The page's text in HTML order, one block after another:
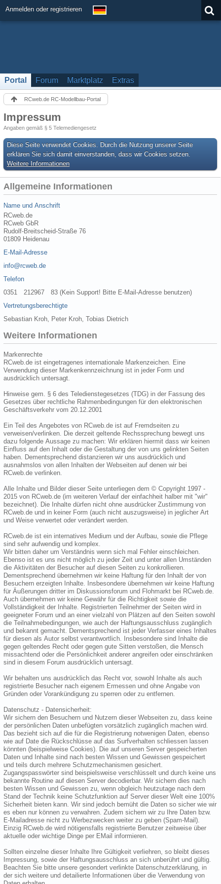
Anmelden oder registrieren
Portal Forum Marktplatz Extras
RCweb.de RC-Modellbau-Portal
Impressum
Angaben gemäß § 5 Telemediengesetz
Diese Seite verwendet Cookies. Durch die Nutzung unserer Seite
erklären Sie sich damit einverstanden, dass wir Cookies setzen.
Weitere Informationen
Allgemeine Informationen
Name und Anschrift
RCweb.de
RCweb GbR
Rudolf-Breitscheid-Straße 76
01809 Heidenau
E-Mail-Adresse
info@rcweb.de
Telefon
0351 212967 83 (Kein Support! Bitte E-Mail-Adresse benutzen)
Vertretungsberechtigte
Sebastian Kroh, Peter Kroh, Tobias Dietrich
Weitere Informationen
Markenrechte
RCweb.de ist eingetragenes internationale Markenzeichen. Eine
Verwendung dieser Markenkennzeichnung ist in jeder Form und
ausdrücklich untersagt.
Hinweise gem. § 6 des Teledienstegesetzes (TDG) in der Fassung des
Gesetzes über rechtliche Rahmenbedingungen für den elektronischen
Geschäftsverkehr vom 20.12.2001
Ein Teil des Angebotes von RCweb.de ist auf Fremdseiten zu
verweisen/verlinken. Die derzeit geltende Rechssprechung bewegt uns
dazu folgende Aussage zu machen: Wir erklären hiermit dass wir keinen
Einfluss auf den Inhalt oder die Gestaltung der von uns gelinkten Seiten
haben. Dementsprechend distanzieren wir uns ausdrücklich und
ausnahmslos von allen Inhalten der Webseiten auf denen wir bei
RCweb.de verlinken.
Alle Inhalte und Bilder dieser Seite unterliegen dem © Copyright 1997 -
2015 von RCweb.de (im weiteren Verlauf der einfachheit halber mit "wir"
bezeichnet). Die Inhalte dürfen nicht ohne ausdrücker Zustimmung von
RCweb.de und in keiner Form (auch nicht auszugsweise) in jeglicher Art
und Weise verwertet oder verändert werden.
RCweb.de ist ein internatives Medium und der Aufbau, sowie die Pflege
sind sehr aufwendig und komplex.
Wir bitten daher um Verständnis wenn sich mal Fehler einschleichen.
Ebenso ist es uns nicht möglich zu jeder Zeit und unter allen Umständen
die Aktivitäten der Besucher auf diesen Seiten zu konkrollieren.
Dementsprechend übernehmen wir keine Haftung für den Inhalt der von
Besuchern erzeigten Inhalte. Insbesondere übernehmen wir keine Haftung
für Äußerungen dritter im Diskussionsforum und Flohmarkt bei RCweb.de.
Auch übernehmen wir keine Gewähr für die Richtigkeit sowie die
Vollständigkeit der Inhalte. Registrierten Teilnehmer der Seiten wird in
geeigneter Forum und an einer vielzahl von Plätzen auf den Seiten sowohl
die Teilnahmebedingungen, wie auch der Haftungsausschluss zugänglich
und bekannt gemacht. Dementsprechend ist jeder Verfasser eines Inhaltes
für diesen als Autor selbst verantwortlich. Insbesondere sind Inhalte die
gegen geltendes Recht oder gegen gute Sitten verstoßen, die Mensch
missachtend oder die Persönlichkeit anderer angreifen oder einschränken
sind in diesem Forum ausdrücklich untersagt.
Wir behalten uns ausdrücklich das Recht vor, sowohl Inhalte als auch
registrierte Besucher nach eigenem Ermessen und ohne Angabe von
Gründen oder Vorankündigung zu sperren oder zu entfernen.
Datenschutz - Datensicherheit:
Wir sichern den Besuchern und Nutzern dieser Webseiten zu, dass keine
der persönlichen Daten unbefügten vorsätzlich zugänglich machen wird.
Das bezieht sich auf die für die Registrierung notwenigen Daten, ebenso
wie auf Date die Rückschlüsse auf das Surfverhalten schliessen lassen
könnten (beispielweise Cookies). Die auf unseren Server gespeicherten
Daten und Inhalte sind nach besten Wissen und Gewissen gespeichert
und teils durch mehrere Schutzmechanismen gesichert.
Zugangspasswörter sind beispielsweise verschlüsselt und durch keine uns
bekannte Routine auf diesen Server decodierbar. Wir sichern dies nach
besten Wissen und Gewissen zu, wenn obgleich heutzutage nach dem
Stand der Technik keine Schutzfunktion auf Server dieser Welt eine 100%
Sicherheit bieten kann. Wir sind jedoch bemüht die Daten so sicher wie wir
es eben nur können zu verwahren. Zudem sichern wir zu Ihre Daten bzw.
E-Mailadresse nicht zu Werbezwecken weiter zu geben (Spam-Mail).
Einzig RCweb.de wird nötigensfalls registrierte Benutzer zeitweise über
aktuelle oder wichtige Dinge per EMail informieren.
Sollten einzelne dieser Inhalte Ihre Gültigkeit verliehren, so bleibt dieses
Impressung, sowie der Haftungsausschluss an sich unberührt und gültig.
Beachten Sie bitte unsere gesondert verlinkte Datenschutzerklärung, in
der sich weitere und detailierte Informationen über die Verwendung von